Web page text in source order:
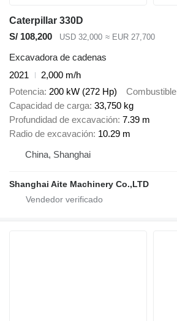
Caterpillar 330D
S/ 108,200
USD 32,000 ≈ EUR 27,700
Excavadora de cadenas
2021
2,000 m/h
Potencia 200 kW (272 Hp) Combustible
Capacidad de carga 33,750 kg
Profundidad de excavación 7.39 m
Radio de excavación 10.29 m
China, Shanghai
Shanghai Aite Machinery Co.,LTD